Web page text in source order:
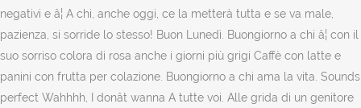
negativi e â¦ A chi, anche oggi, ce la metterà tutta e se va male,
pazienza, si sorride lo stesso! Buon Lunedì. Buongiorno a chi â¦ con il
suo sorriso colora di rosa anche i giorni più grigi Caffè con latte e
panini con frutta per colazione. Buongiorno a chi ama la vita. Sounds
perfect Wahhhh, I donât wanna A tutte voi. Alle grida di un genitore